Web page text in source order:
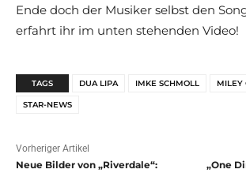
Ende doch der Musiker selbst den
erfahrt ihr im unten stehenden Video!
TAGS DUA LIPA IMKE SCHMOLL MILEY
STAR-NEWS
Vorheriger Artikel
Neue Bilder von „Riverdale“:
„One